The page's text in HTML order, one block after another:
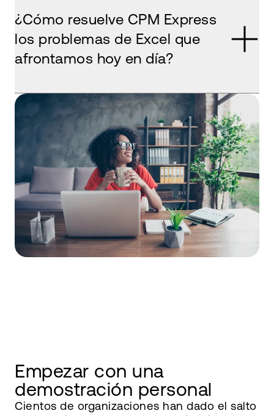
¿Cómo resuelve CPM Express
los problemas de Excel que
afrontamos hoy en día?
Empezar con una
demostración personal
Cientos de organizaciones han dado el salto